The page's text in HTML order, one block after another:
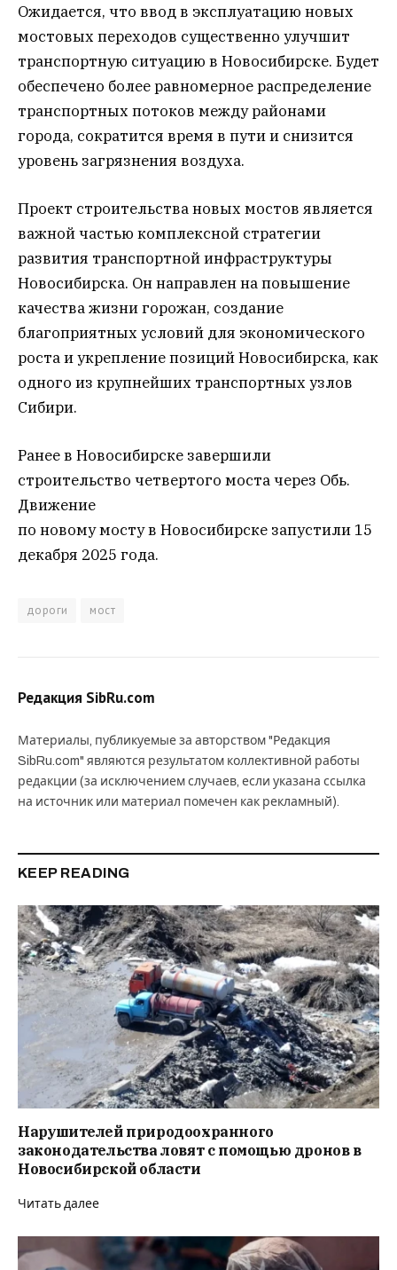
Ожидается, что ввод в эксплуатацию новых
мостовых переходов существенно улучшит
транспортную ситуацию в Новосибирске. Будет
обеспечено более равномерное распределение
транспортных потоков между районами
города, сократится время в пути и снизится
уровень загрязнения воздуха.
Проект строительства новых мостов является
важной частью комплексной стратегии
развития транспортной инфраструктуры
Новосибирска. Он направлен на повышение
качества жизни горожан, создание
благоприятных условий для экономического
роста и укрепление позиций Новосибирска, как
одного из крупнейших транспортных узлов
Сибири.
Ранее в Новосибирске завершили
строительство четвертого моста через Обь.
Движение
по новому мосту в Новосибирске запустили 15
декабря 2025 года.
дороги мост
Редакция SibRu.com
Материалы, публикуемые за авторством "Редакция
SibRu.com" являются результатом коллективной работы
редакции (за исключением случаев, если указана ссылка
на источник или материал помечен как рекламный).
KEEP READING
Нарушителей природоохранного
законодательства ловят с помощью дронов в
Новосибирской области
Читать далее